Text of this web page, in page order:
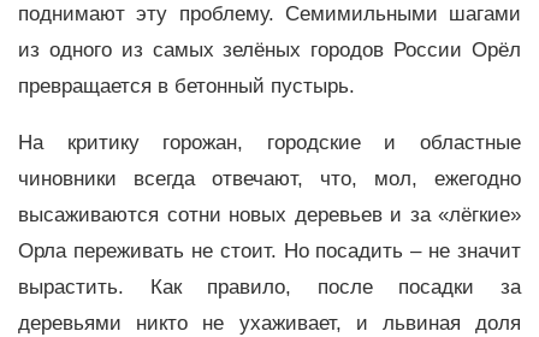
поднимают эту проблему. Семимильными шагами
из одного из самых зелёных городов России Орёл
превращается в бетонный пустырь.
На критику горожан, городские и областные
чиновники всегда отвечают, что, мол, ежегодно
высаживаются сотни новых деревьев и за «лёгкие»
Орла переживать не стоит. Но посадить – не значит
вырастить. Как правило, после посадки за
деревьями никто не ухаживает, и львиная доля